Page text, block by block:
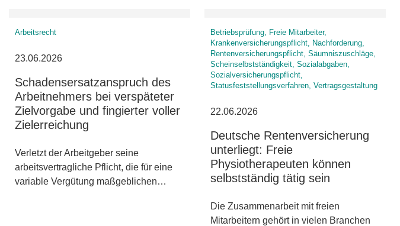
Arbeitsrecht
23.06.2026
Schadensersatzanspruch des
Arbeitnehmers bei verspäteter
Zielvorgabe und fingierter voller
Zielerreichung
Verletzt der Arbeitgeber seine
arbeitsvertragliche Pflicht, die für eine
variable Vergütung maßgeblichen…
Betriebsprüfung, Freie Mitarbeiter,
Krankenversicherungspflicht, Nachforderung,
Rentenversicherungspflicht, Säumniszuschläge,
Scheinselbstständigkeit, Sozialabgaben,
Sozialversicherungspflicht,
Statusfeststellungsverfahren, Vertragsgestaltung
22.06.2026
Deutsche Rentenversicherung
unterliegt: Freie
Physiotherapeuten können
selbstständig tätig sein
Die Zusammenarbeit mit freien
Mitarbeitern gehört in vielen Branchen